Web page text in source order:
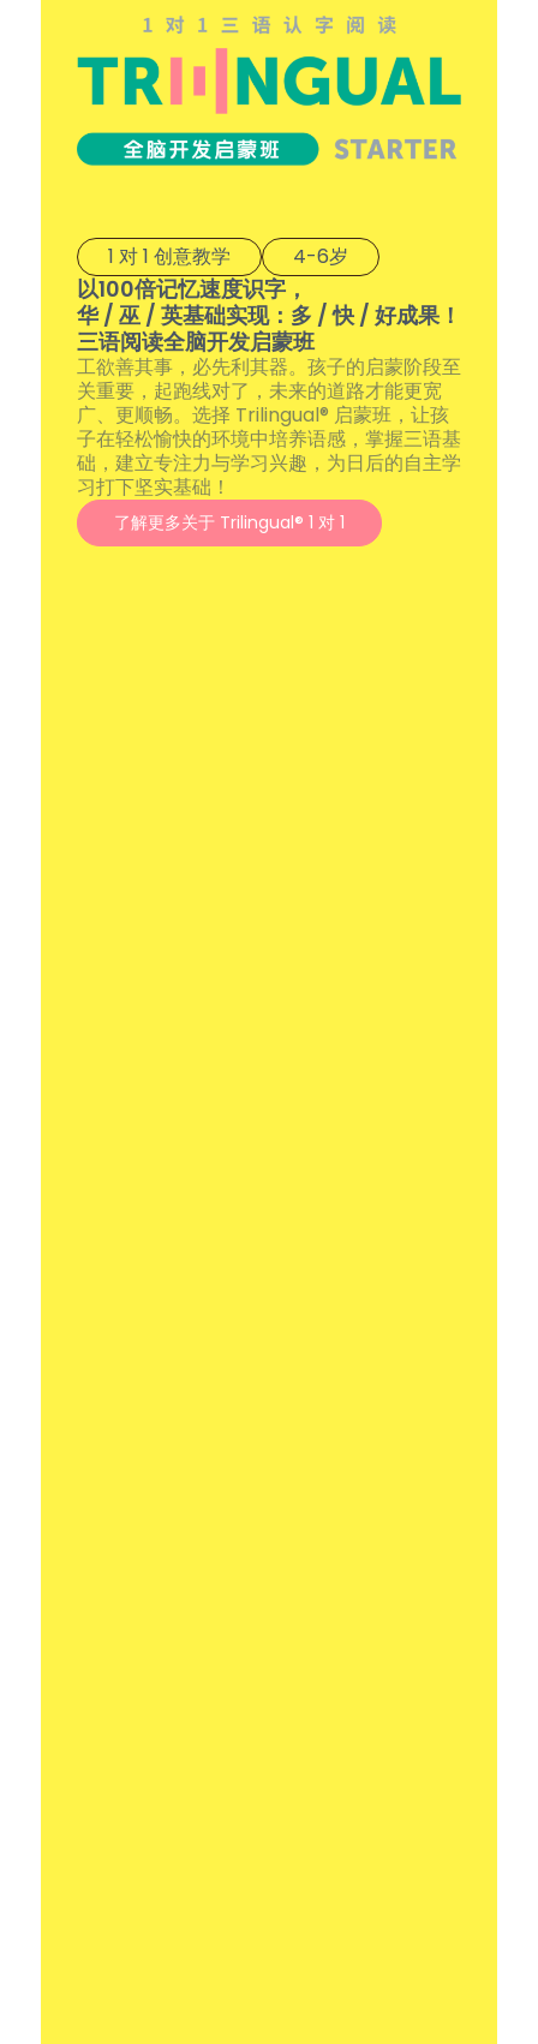
1 对 1 创意教学 4-6岁
以100倍记忆速度识字，
华 / 巫 / 英基础实现：多 / 快 / 好成果！
三语阅读全脑开发启蒙班
工欲善其事，必先利其器。孩子的启蒙阶段至
关重要，起跑线对了，未来的道路才能更宽
广、更顺畅。选择 Trilingual® 启蒙班，让孩
子在轻松愉快的环境中培养语感，掌握三语基
础，建立专注力与学习兴趣，为日后的自主学
习打下坚实基础！
了解更多关于 Trilingual® 1 对 1